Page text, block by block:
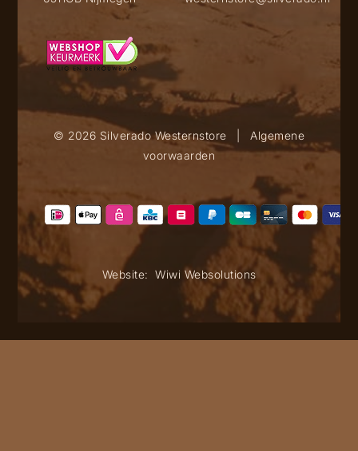
© 2026 Silverado Westernstore
Algemene
voorwaarden
Website: Wiwi Websolutions